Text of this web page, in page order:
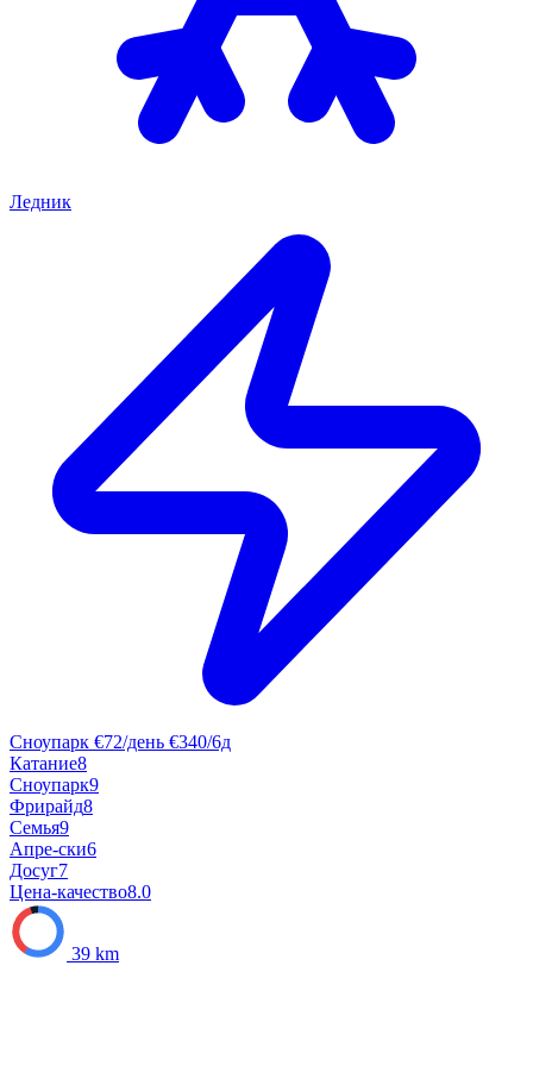
Ледник
Сноупарк €72/день €340/6д
Катание8
Сноупарк9
Фрирайд8
Семья9
Апре-ски6
Досуг7
Цена-качество8.0
39 km